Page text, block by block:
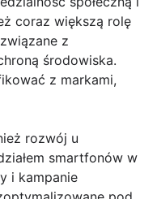
coraz większą rolę
z
środowiska.
z markami,
rozwój u
smartfonów w
i kampanie